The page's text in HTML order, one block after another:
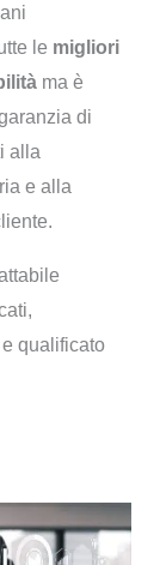
le migliori
ma è
di
alla
e alla
qualificato